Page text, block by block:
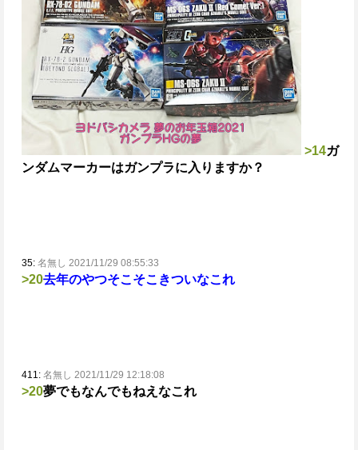
>14ガ
ンダムマーカーはガンプラに入りますか？
35: 名無し 2021/11/29 08:55:33
>20去年のやつそこそこきついなこれ
411: 名無し 2021/11/29 12:18:08
>20夢でもなんでもねえなこれ